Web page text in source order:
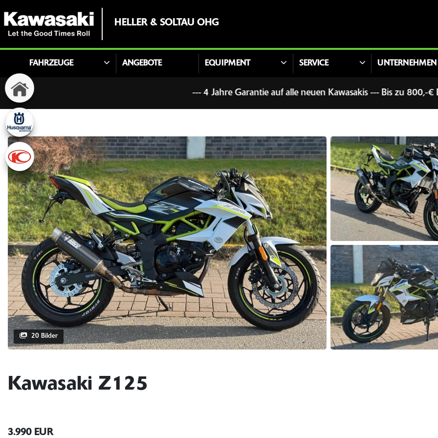
HELLER & SOLTAU OHG
FAHRZEUGE ANGEBOTE EQUIPMENT SERVICE UNTERNEHMEN
--- 4 Jahre Garantie auf alle neuen Kawasakis --- Bis zu 800,-€ Bonus für
20 Bilder
Kawasaki Z125
3.990 EUR